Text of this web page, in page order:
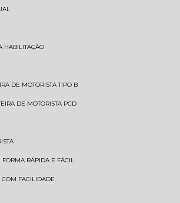
HABILITAÇÃO
DE MOTORISTA TIPO B
DE MOTORISTA PCD
FORMA RÁPIDA E FÁCIL
COM FACILIDADE